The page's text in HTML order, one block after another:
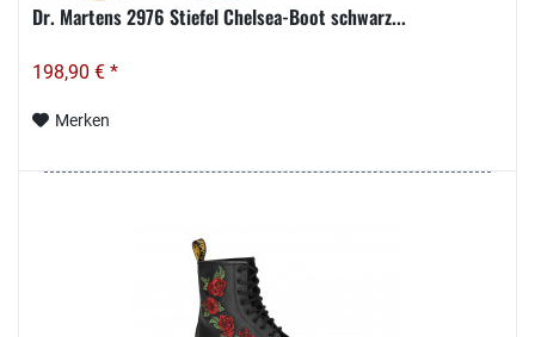
Dr. Martens 2976 Stiefel Chelsea-Boot schwarz...
198,90 € *
Merken